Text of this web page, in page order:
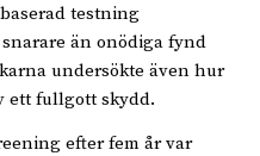
testning
än onödiga fynd
undersökte även hur
ett fullgott skydd.
efter fem år var